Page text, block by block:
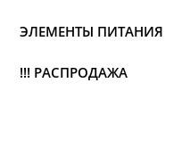
ЭЛЕМЕНТЫ ПИТАНИЯ
!!! РАСПРОДАЖА